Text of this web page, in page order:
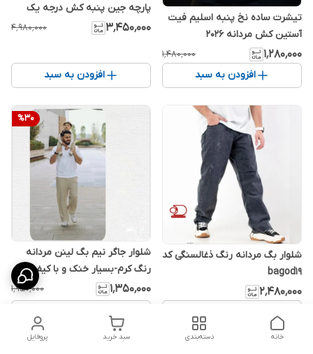
تیشرت ساده نخ پنبه اسلیم فیت
آستین کش مردانه 2026
۱٬۲۸۰٬۰۰۰ ۱٬۴۸۰٬۰۰۰
افزودن به سبد
پارچه جین پنبه کش درجه یک
۳٬۴۵۰٬۰۰۰ ۴٬۹۸۰٬۰۰۰
افزودن به سبد
شلوار بگ مردانه رنگ ذغالسنگی کد
bagod19
۲٬۴۸۰٬۰۰۰
%30
شلوار جاگر نیم بگ لینن مردانه
رنگ کرم-بسیار خنک و با کیفیت -
استایل اولد مانی
۱٬۳۵۰٬۰۰۰ ۱٬۹۵۰٬۰۰۰
پروفایل سبد خرید دسته‌بندی خانه